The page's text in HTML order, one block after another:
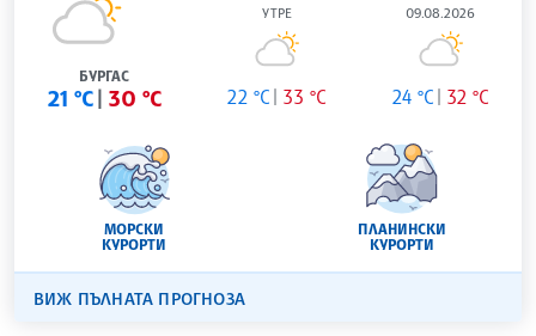
БУРГАС
21 °C 30 °C
УТРЕ
22 °C 33 °C
09.08.2026
24 °C 32 °C
МОРСКИ
КУРОРТИ
ПЛАНИНСКИ
КУРОРТИ
ВИЖ ПЪЛНАТА ПРОГНОЗА